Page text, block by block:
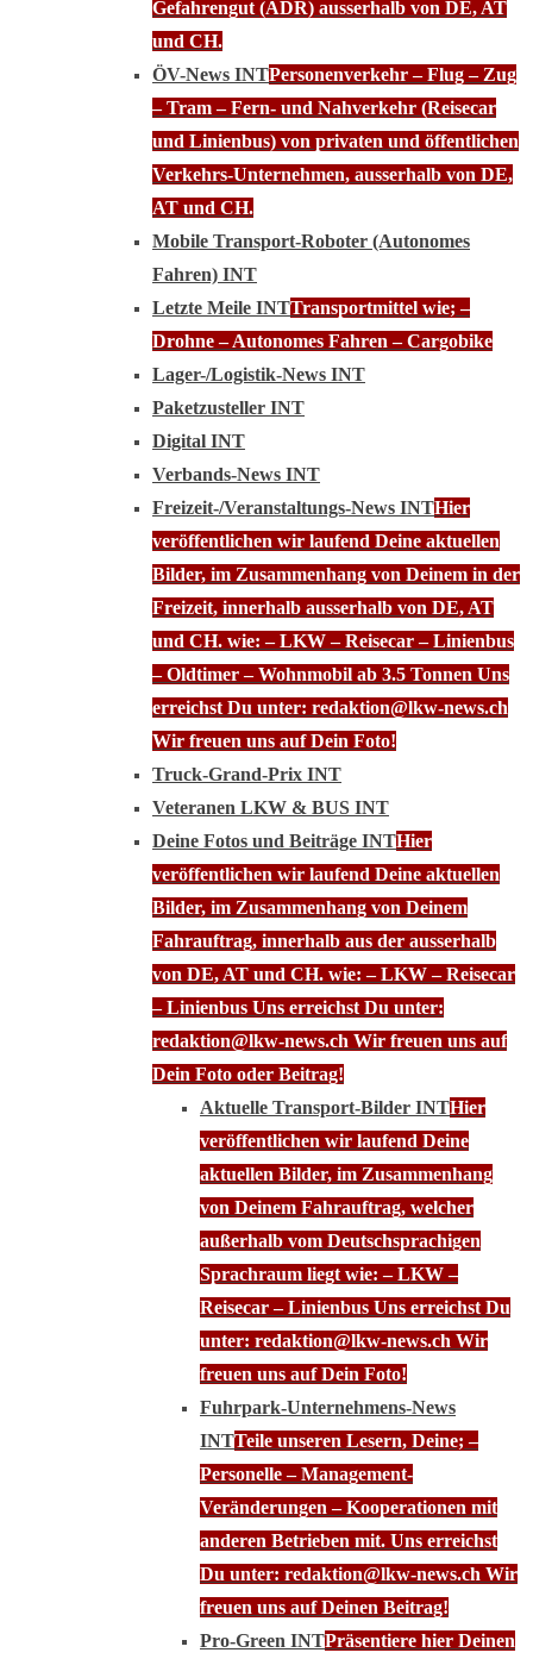
Gefahrengut (ADR) ausserhalb von DE, AT
und CH.
ÖV-News INTPersonenverkehr – Flug – Zug
– Tram – Fern- und Nahverkehr (Reisecar
und Linienbus) von privaten und öffentlichen
Verkehrs-Unternehmen, ausserhalb von DE,
AT und CH.
Mobile Transport-Roboter (Autonomes
Fahren) INT
Letzte Meile INTTransportmittel wie; –
Drohne – Autonomes Fahren – Cargobike
Lager-/Logistik-News INT
Paketzusteller INT
Digital INT
Verbands-News INT
Freizeit-/Veranstaltungs-News INTHier
veröffentlichen wir laufend Deine aktuellen
Bilder, im Zusammenhang von Deinem in der
Freizeit, innerhalb ausserhalb von DE, AT
und CH. wie: – LKW – Reisecar – Linienbus
– Oldtimer – Wohnmobil ab 3.5 Tonnen Uns
erreichst Du unter: redaktion@lkw-news.ch
Wir freuen uns auf Dein Foto!
Truck-Grand-Prix INT
Veteranen LKW & BUS INT
Deine Fotos und Beiträge INTHier
veröffentlichen wir laufend Deine aktuellen
Bilder, im Zusammenhang von Deinem
Fahrauftrag, innerhalb aus der ausserhalb
von DE, AT und CH. wie: – LKW – Reisecar
– Linienbus Uns erreichst Du unter:
redaktion@lkw-news.ch Wir freuen uns auf
Dein Foto oder Beitrag!
Aktuelle Transport-Bilder INTHier
veröffentlichen wir laufend Deine
aktuellen Bilder, im Zusammenhang
von Deinem Fahrauftrag, welcher
außerhalb vom Deutschsprachigen
Sprachraum liegt wie: – LKW –
Reisecar – Linienbus Uns erreichst Du
unter: redaktion@lkw-news.ch Wir
freuen uns auf Dein Foto!
Fuhrpark-Unternehmens-News
INTTeile unseren Lesern, Deine; –
Personelle – Management-
Veränderungen – Kooperationen mit
anderen Betrieben mit. Uns erreichst
Du unter: redaktion@lkw-news.ch Wir
freuen uns auf Deinen Beitrag!
Pro-Green INTPräsentiere hier Deinen